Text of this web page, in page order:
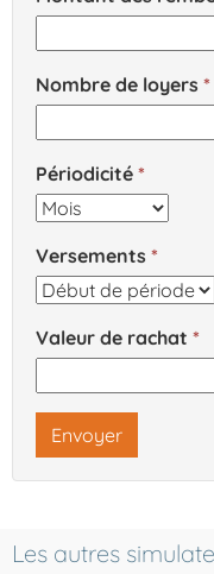
Nombre de loyers
Périodicité
Versements
Valeur de rachat
Envoyer
Les autres